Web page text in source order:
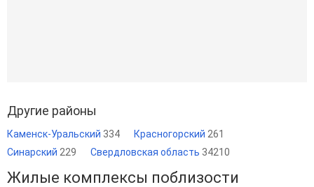
Другие районы
Каменск-Уральский 334 Красногорский 261
Синарский 229 Свердловская область 34210
Жилые комплексы поблизости